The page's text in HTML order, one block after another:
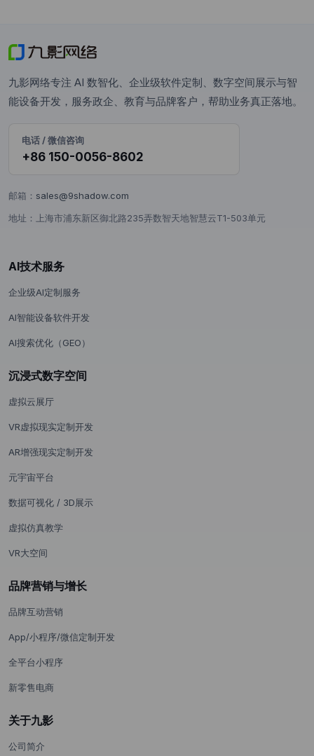
九影网络专注 AI 数智化、企业级软件定制、数字空间展示与智
能设备开发，服务政企、教育与品牌客户，帮助业务真正落地。
电话 / 微信咨询
+86 150-0056-8602
邮箱： sales@9shadow.com
地址：上海市浦东新区御北路235弄数智天地智慧云T1-503单元
AI技术服务
企业级AI定制服务
AI智能设备软件开发
AI搜索优化（GEO）
沉浸式数字空间
虚拟云展厅
VR虚拟现实定制开发
AR增强现实定制开发
元宇宙平台
数据可视化 / 3D展示
虚拟仿真教学
VR大空间
品牌营销与增长
品牌互动营销
App/小程序/微信定制开发
全平台小程序
新零售电商
关于九影
公司简介